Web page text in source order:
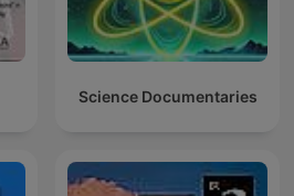
Science Documentaries